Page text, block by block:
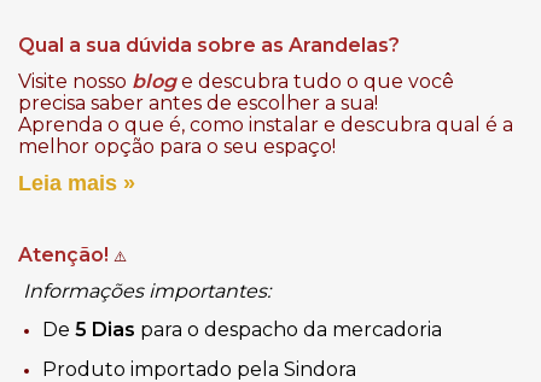
Qual a sua dúvida sobre as Arandelas?
Visite nosso bloge descubra tudo o que você
precisa saber antes de escolher a sua!
Aprenda o que é, como instalar e descubra qual é a
melhor opção para o seu espaço!
Leia mais »
Atenção! ⚠️
Informações importantes:
De 5 Dias para o despacho da mercadoria
Produto importado pela Sindora